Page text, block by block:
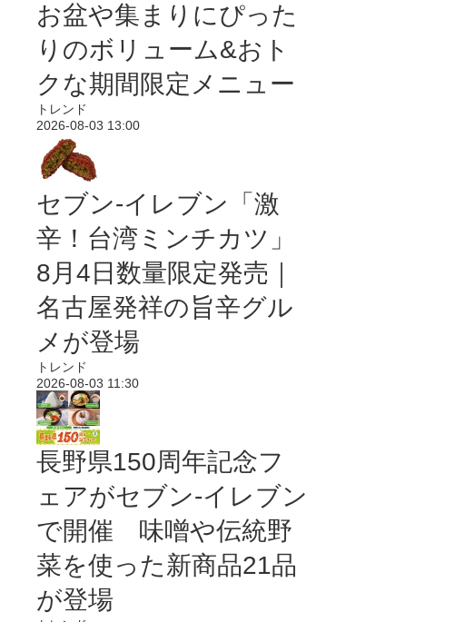
お盆や集まりにぴった
りのボリューム&おト
クな期間限定メニュー
トレンド
2026-08-03 13:00
セブン-イレブン「激
辛！台湾ミンチカツ」
8月4日数量限定発売｜
名古屋発祥の旨辛グル
メが登場
トレンド
2026-08-03 11:30
長野県150周年記念フ
ェアがセブン-イレブン
で開催 味噌や伝統野
菜を使った新商品21品
が登場